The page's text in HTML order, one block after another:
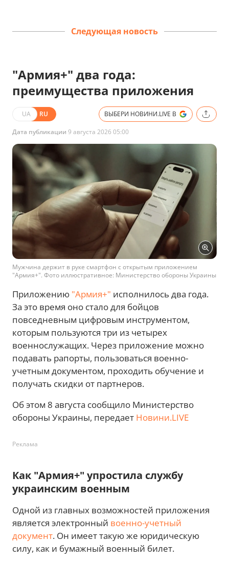
Следующая новость
"Армия+" два года:
преимущества приложения
UA RU ВЫБЕРИ НОВИНИ.LIVE В
Дата публикации 9 августа 2026 05:00
Мужчина держит в руке смартфон с открытым приложением
"Армия+". Фото иллюстративное: Министерство обороны Украины
Приложению "Армия+" исполнилось два года.
За это время оно стало для бойцов
повседневным цифровым инструментом,
которым пользуются три из четырех
военнослужащих. Через приложение можно
подавать рапорты, пользоваться военно-
учетным документом, проходить обучение и
получать скидки от партнеров.
Об этом 8 августа сообщило Министерство
обороны Украины, передает Новини.LIVE
Реклама
Как "Армия+" упростила службу
украинским военным
Одной из главных возможностей приложения
является электронный военно-учетный
документ. Он имеет такую же юридическую
силу, как и бумажный военный билет.